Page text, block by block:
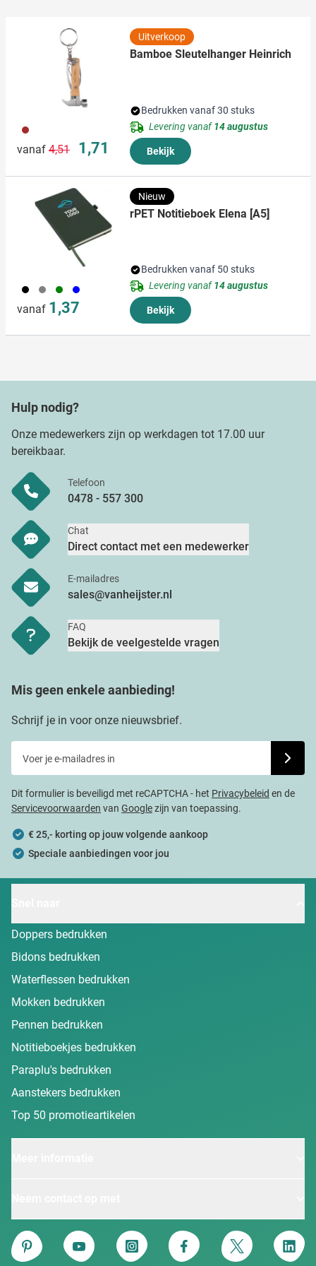
011
vanaf Normale prijs
4,51 Speciale prijs
1,71
Uitverkoop
Bamboe Sleutelhanger Heinrich
Bedrukken vanaf 30 stuks
Levering vanaf14 augustus
Bekijk
001 003 004 005
vanaf 1,37
Nieuw
rPET Notitieboek Elena [A5]
Bedrukken vanaf 50 stuks
Levering vanaf14 augustus
Bekijk
Hulp nodig?
Onze medewerkers zijn op werkdagen tot 17.00 uur
bereikbaar.
Telefoon
0478 - 557 300
Chat
Direct contact met een medewerker
E-mailadres
sales@vanheijster.nl
FAQ
Bekijk de veelgestelde vragen
Mis geen enkele aanbieding!
Schrijf je in voor onze nieuwsbrief.
Dit formulier is beveiligd met reCAPTCHA - het Privacybeleid en de
Servicevoorwaarden van Googlezijn van toepassing.
€ 25,- korting op jouw volgende aankoop
Speciale aanbiedingen voor jou
Doppers bedrukken
Bidons bedrukken
Waterflessen bedrukken
Mokken bedrukken
Pennen bedrukken
Notitieboekjes bedrukken
Paraplu's bedrukken
Aanstekers bedrukken
Top 50 promotieartikelen
Van Heijster
Pinterest
YouTube Instagram Facebook Twitter